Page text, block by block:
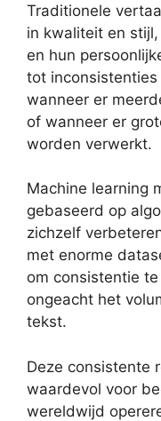
Traditionele
in kwaliteit en
en hun
tot
wanneer er
of wanneer er
worden verwerkt.
Machine learning
gebaseerd op
zichzelf
met enorme
om consistentie
ongeacht het
tekst.
Deze consistente
waardevol voor
wereldwijd